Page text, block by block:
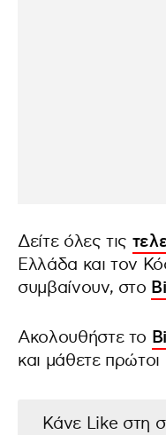
Δείτε όλες τις
Ελλάδα και τον
συμβαίνουν, στο
Ακολουθήστε το
και μάθετε πρώτοι
Κάνε Like στη